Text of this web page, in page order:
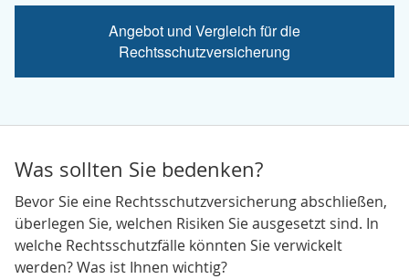
Angebot und Vergleich für die
Rechtsschutzversicherung
Was sollten Sie bedenken?
Bevor Sie eine Rechtsschutzversicherung abschließen,
überlegen Sie, welchen Risiken Sie ausgesetzt sind. In
welche Rechtsschutzfälle könnten Sie verwickelt
werden? Was ist Ihnen wichtig?